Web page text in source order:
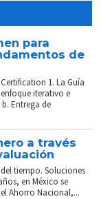
para
de
1. La Guía
iterativo e
Entrega de
a través
tiempo. Soluciones
en México se
Ahorro Nacional,...